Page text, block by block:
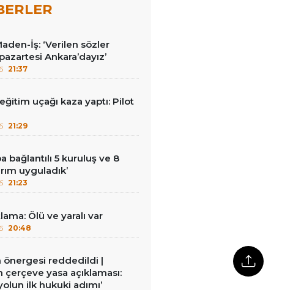
İş: ‘Verilen sözler
Ankara’dayız’
21:37
uçağı kaza yaptı: Pilot
21:29
bağlantılı 5 kuruluş ve 8
uyguladık’
21:23
Ölü ve yaralı var
20:48
önergesi reddedildi |
çerçeve yasa açıklaması:
ilk hukuki adımı’